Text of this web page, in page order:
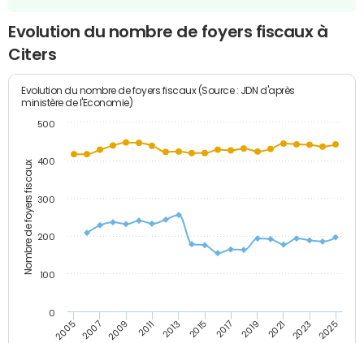
Evolution du nombre de foyers fiscaux à
Citers
Nombre de foyers fiscaux
Evolution du nombre de foyers fiscaux (Source : JDN d'après
ministère de l'Economie)
2005 2007 2009 2011 2013 2015 2017 2019 2021 2023 2025
0
100
200
300
400
500